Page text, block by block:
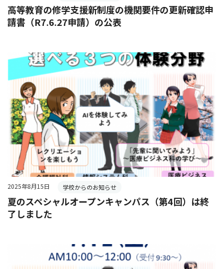
高等教育の修学支援新制度の機関要件の更新確認申
請書（R7.6.27申請）の公表
2025年8月15日 学校からのお知らせ
夏のスペシャルオープンキャンパス（第4回）は終
了しました